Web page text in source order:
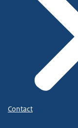
Contact